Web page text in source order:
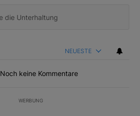
NEUESTE
Noch keine Kommentare
WERBUNG